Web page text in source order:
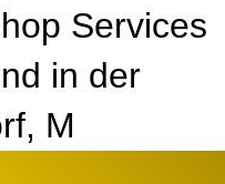
Services
in der
M